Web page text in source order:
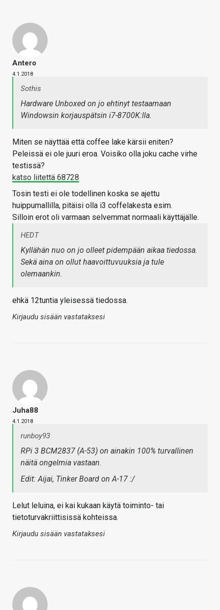
Antero
4.1.2018
Sothis
Hardware Unboxed on jo ehtinyt testaamaan
Windowsin korjauspätsin i7-8700K:lla.
Miten se näyttää että coffee lake kärsii eniten?
Peleissä ei ole juuri eroa. Voisiko olla joku cache virhe
testissä?
katso liitettä 68728
Tosin testi ei ole todellinen koska se ajettu
huippumallilla, pitäisi olla i3 coffelakesta esim.
Silloin erot oli varmaan selvemmat normaali käyttäjälle.
HEDT
Kyllähän nuo on jo olleet pidempään aikaa tiedossa.
Sekä aina on ollut haavoittuvuuksia ja tule
olemaankin.
ehkä 12tuntia yleisessä tiedossa.
Kirjaudu sisään vastataksesi
Juha88
4.1.2018
runboy93
RPi 3 BCM2837 (A-53) on ainakin 100% turvallinen
näitä ongelmia vastaan.
Edit: Aijai, Tinker Board on A-17 :/
Lelut leluina, ei kai kukaan käytä toiminto- tai
tietoturvakriittisissä kohteissa.
Kirjaudu sisään vastataksesi